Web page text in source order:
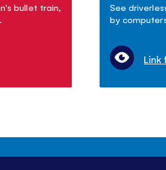
bullet train,
See
by
Link